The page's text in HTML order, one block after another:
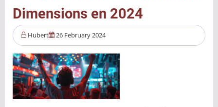
Dimensions en 2024
Hubert 26 February 2024